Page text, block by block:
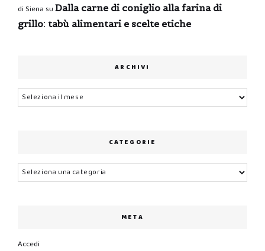
di Siena su Dalla carne di coniglio alla farina di
grillo: tabù alimentari e scelte etiche
ARCHIVI
Archivi
CATEGORIE
Categorie
META
Accedi